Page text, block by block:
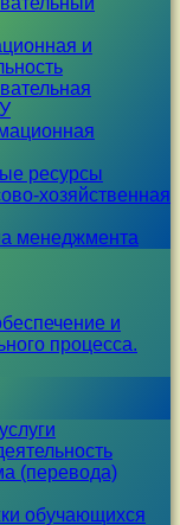
и
ресурсы
хозяйственная
менеджмента
и
процесса.
(перевода)
обучающихся